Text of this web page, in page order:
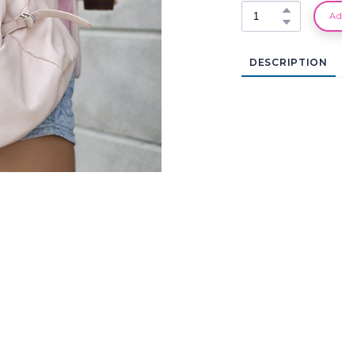
DESCRIPTION